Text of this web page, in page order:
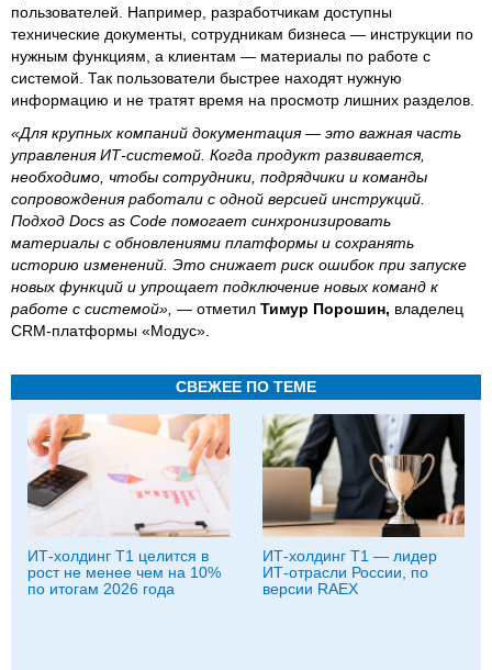
пользователей. Например, разработчикам доступны
технические документы, сотрудникам бизнеса — инструкции по
нужным функциям, а клиентам — материалы по работе с
системой. Так пользователи быстрее находят нужную
информацию и не тратят время на просмотр лишних разделов.
«Для крупных компаний документация — это важная часть
управления ИТ-системой. Когда продукт развивается,
необходимо, чтобы сотрудники, подрядчики и команды
сопровождения работали с одной версией инструкций.
Подход Docs as Code помогает синхронизировать
материалы с обновлениями платформы и сохранять
историю изменений. Это снижает риск ошибок при запуске
новых функций и упрощает подключение новых команд к
работе с системой», — отметил Тимур Порошин, владелец
CRM-платформы «Модус».
СВЕЖЕЕ ПО ТЕМЕ
ИТ-холдинг Т1 целится в
рост не менее чем на 10%
по итогам 2026 года
ИТ-холдинг Т1 — лидер
ИТ-отрасли России, по
версии RAEX